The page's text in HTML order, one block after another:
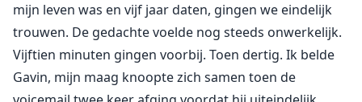
mijn leven was en vijf jaar daten, gingen we eindelijk
trouwen. De gedachte voelde nog steeds onwerkelijk.
Vijftien minuten gingen voorbij. Toen dertig. Ik belde
Gavin, mijn maag knoopte zich samen toen de